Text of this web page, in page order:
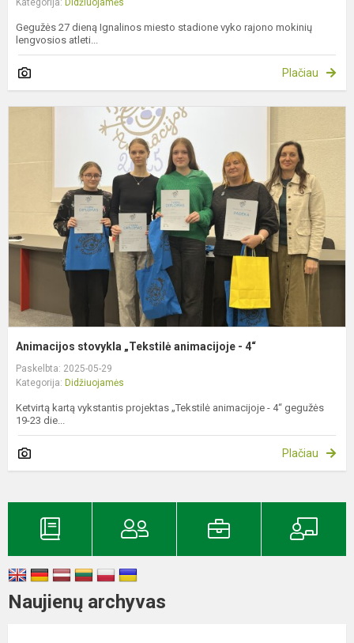
Gegužės 27 dieną Ignalinos miesto stadione vyko rajono mokinių
lengvosios atleti...
Plačiau
Animacijos stovykla „Tekstilė animacijoje - 4“
Paskelbta: 2025-05-29
Kategorija: Didžiuojamės
Ketvirtą kartą vykstantis projektas „Tekstilė animacijoje - 4“ gegužės
19-23 die...
Plačiau
Naujienų archyvas